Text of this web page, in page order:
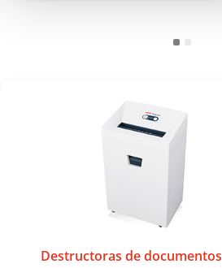
Destructoras de documentos